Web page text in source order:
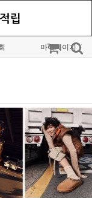
마이페이지